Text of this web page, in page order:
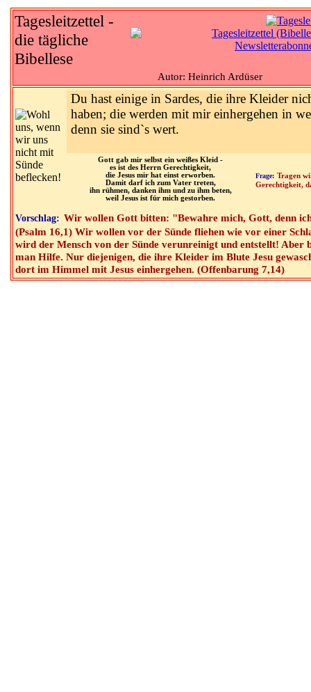
Tagesleitzettel -
die tägliche
Bibellese
Autor: Heinrich Ardüser
Du hast einige in Sardes, die ihre Kleider
haben; die werden mit mir einhergehen in
denn sie sind`s wert.
Gott gab mir selbst ein weißes Kleid -
es ist des Herrn Gerechtigkeit,
die Jesus mir hat einst erworben.
Damit darf ich zum Vater treten,
ihn rühmen, danken ihm und zu ihm beten,
weil Jesus ist für mich gestorben.
Frage: Tragen
Gerechtigkeit,
Vorschlag: Wir wollen Gott bitten: "Bewahre mich, Gott, denn
(Psalm 16,1) Wir wollen vor der Sünde fliehen wie vor einer
wird der Mensch von der Sünde verunreinigt und entstellt! Aber
man Hilfe. Nur diejenigen, die ihre Kleider im Blute Jesu
dort im Himmel mit Jesus einhergehen. (Offenbarung 7,14)